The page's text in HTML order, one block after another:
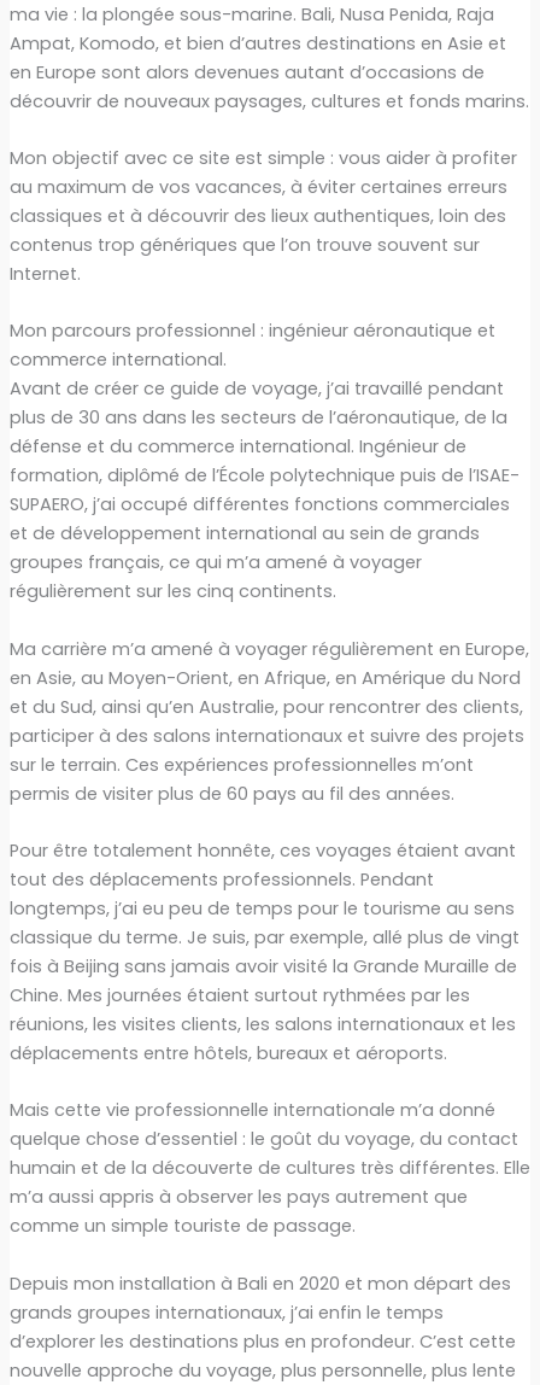
ma vie : la plongée sous-marine. Bali, Nusa Penida, Raja
Ampat, Komodo, et bien d’autres destinations en Asie et
en Europe sont alors devenues autant d’occasions de
découvrir de nouveaux paysages, cultures et fonds marins.
Mon objectif avec ce site est simple : vous aider à profiter
au maximum de vos vacances, à éviter certaines erreurs
classiques et à découvrir des lieux authentiques, loin des
contenus trop génériques que l’on trouve souvent sur
Internet.
Mon parcours professionnel : ingénieur aéronautique et
commerce international.
Avant de créer ce guide de voyage, j’ai travaillé pendant
plus de 30 ans dans les secteurs de l’aéronautique, de la
défense et du commerce international. Ingénieur de
formation, diplômé de l’École polytechnique puis de l’ISAE-
SUPAERO, j’ai occupé différentes fonctions commerciales
et de développement international au sein de grands
groupes français, ce qui m’a amené à voyager
régulièrement sur les cinq continents.
Ma carrière m’a amené à voyager régulièrement en Europe,
en Asie, au Moyen-Orient, en Afrique, en Amérique du Nord
et du Sud, ainsi qu’en Australie, pour rencontrer des clients,
participer à des salons internationaux et suivre des projets
sur le terrain. Ces expériences professionnelles m’ont
permis de visiter plus de 60 pays au fil des années.
Pour être totalement honnête, ces voyages étaient avant
tout des déplacements professionnels. Pendant
longtemps, j’ai eu peu de temps pour le tourisme au sens
classique du terme. Je suis, par exemple, allé plus de vingt
fois à Beijing sans jamais avoir visité la Grande Muraille de
Chine. Mes journées étaient surtout rythmées par les
réunions, les visites clients, les salons internationaux et les
déplacements entre hôtels, bureaux et aéroports.
Mais cette vie professionnelle internationale m’a donné
quelque chose d’essentiel : le goût du voyage, du contact
humain et de la découverte de cultures très différentes. Elle
m’a aussi appris à observer les pays autrement que
comme un simple touriste de passage.
Depuis mon installation à Bali en 2020 et mon départ des
grands groupes internationaux, j’ai enfin le temps
d’explorer les destinations plus en profondeur. C’est cette
nouvelle approche du voyage, plus personnelle, plus lente